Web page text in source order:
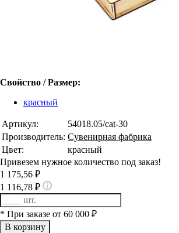
Свойство / Размер:
красный
Артикул:
54018.05/cat-30
Производитель: Сувенирная фабрика
Цвет:
красный
Привезем нужное количество под заказ!
1 175,56 ₽
1 116,78 ₽
* При заказе от 60 000 ₽